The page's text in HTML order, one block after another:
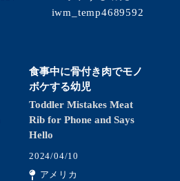
食事中に骨付き肉でモノ
ボケする幼児
Toddler Mistakes Meat
Rib for Phone and Says
Hello
2024/04/10
アメリカ